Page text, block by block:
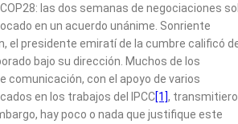
las dos semanas de negociaciones
en un acuerdo unánime. Sonriente
el presidente emiratí de la cumbre calificó
bajo su dirección. Muchos de los
comunicación, con el apoyo de varios
en los trabajos del IPCC[1],
hay poco o nada que justifique este